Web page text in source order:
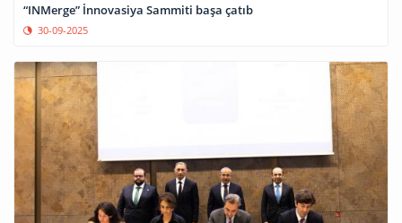
“INMerge” İnnovasiya Sammiti başa çatıb
30-09-2025